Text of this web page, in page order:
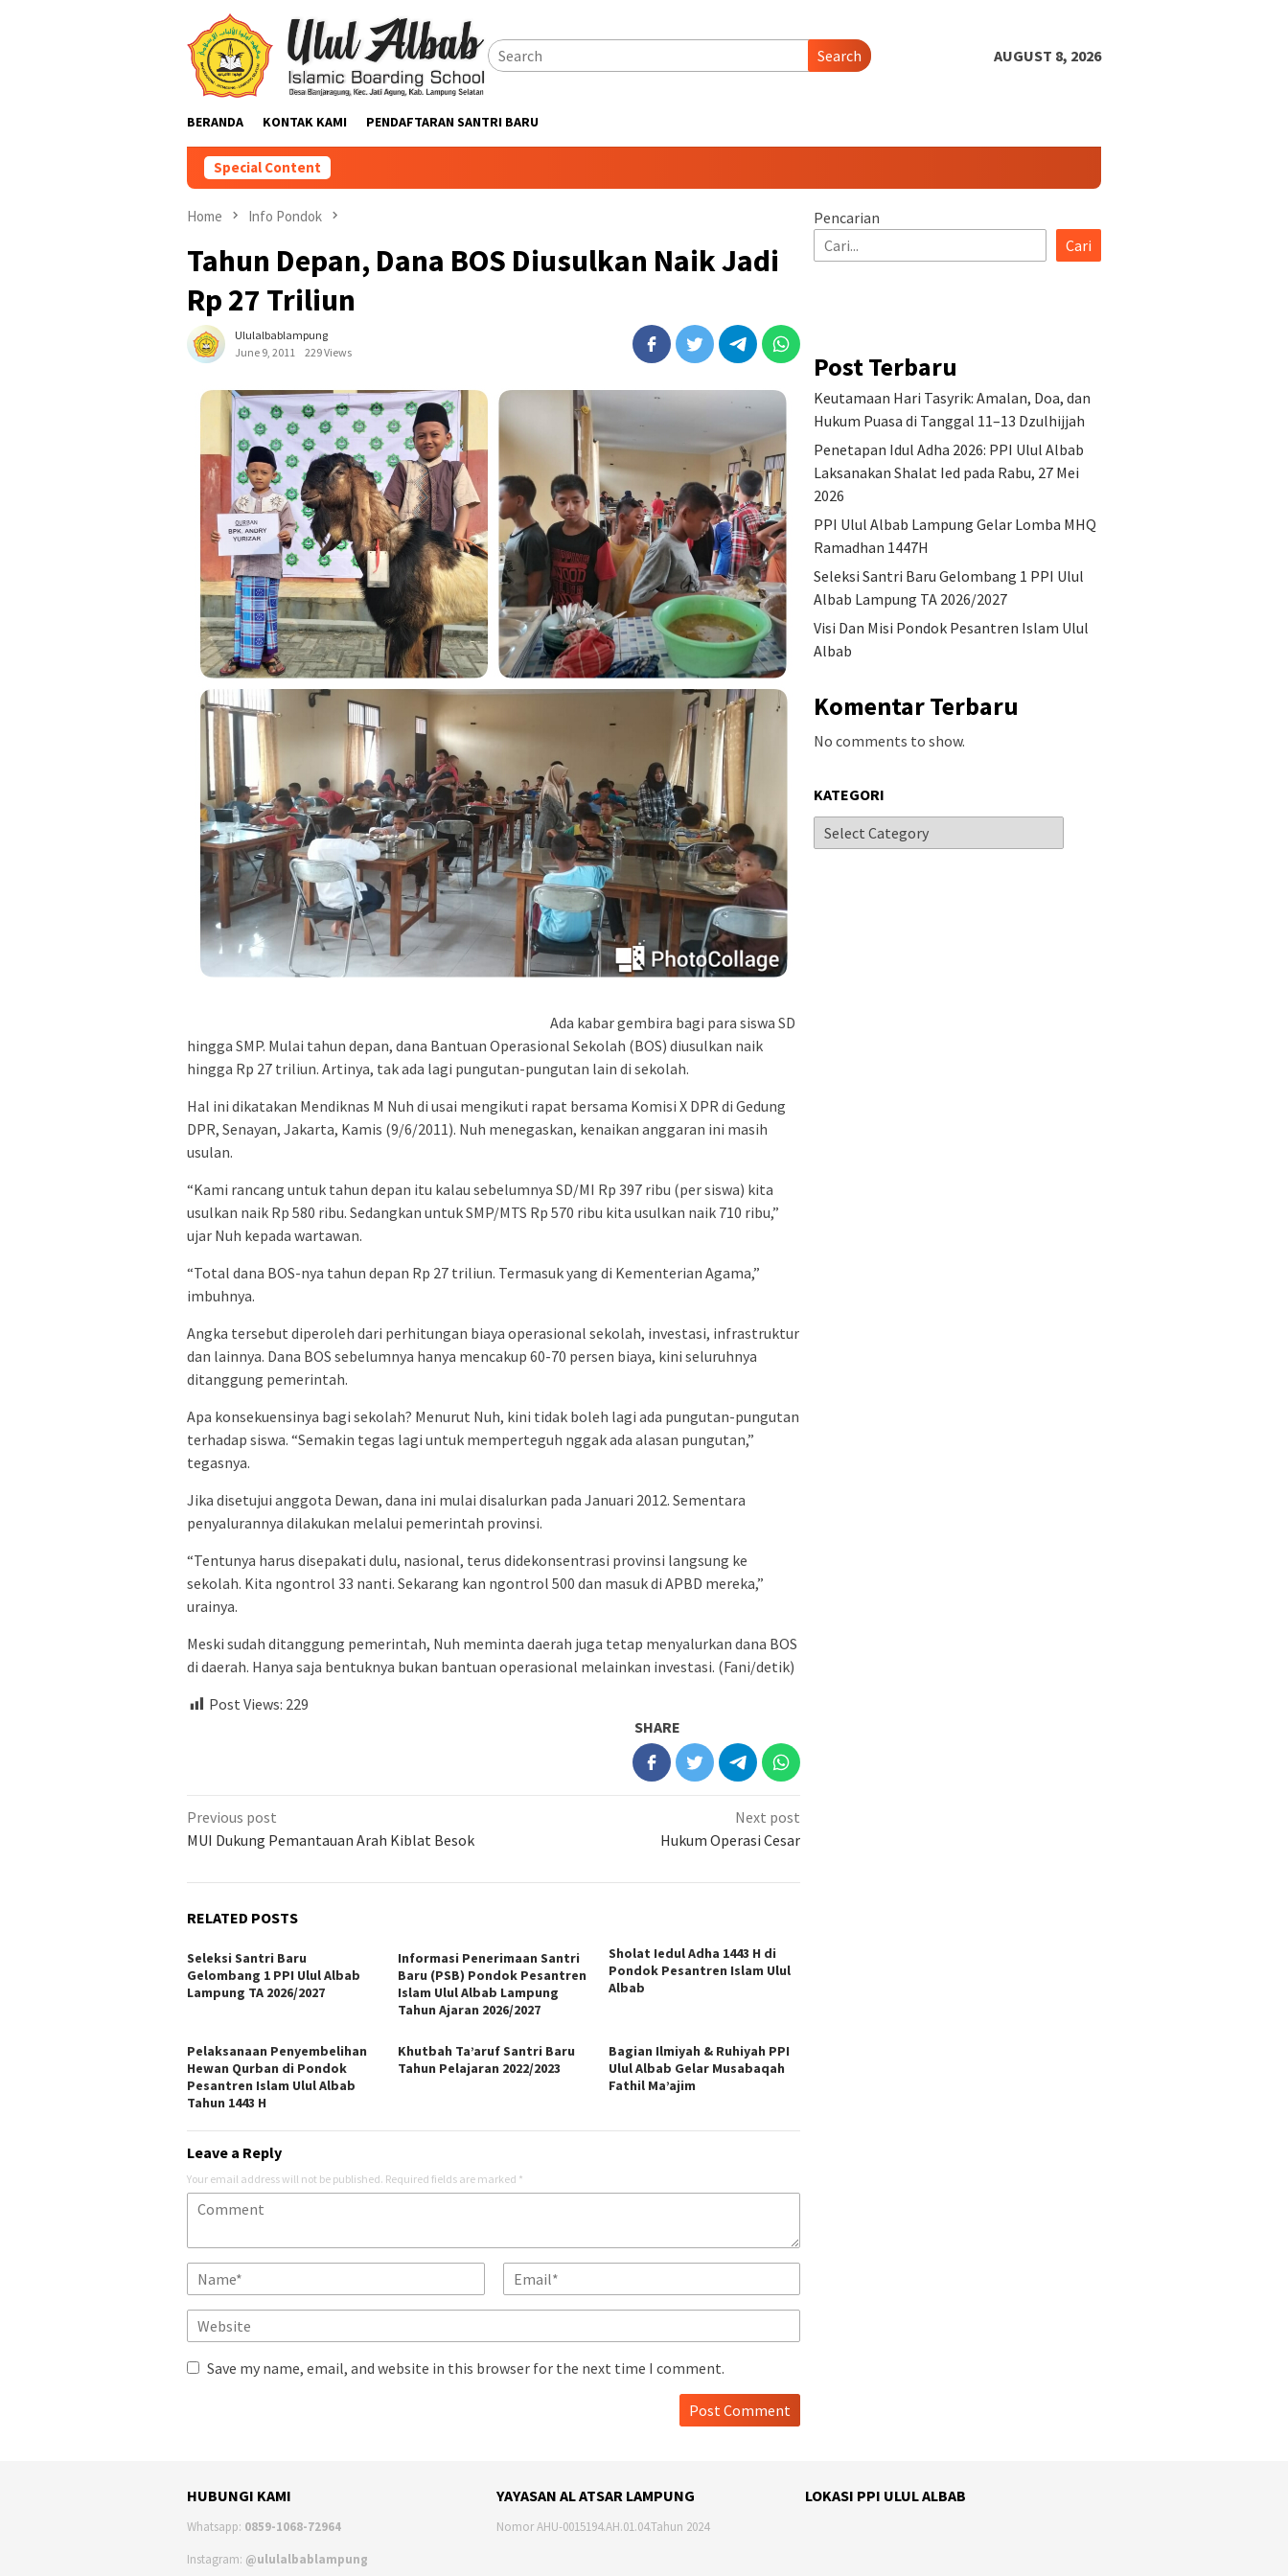
Search AUGUST 8, 2026
BERANDA KONTAK KAMI PENDAFTARAN SANTRI BARU
Special Content
Home Info Pondok
Tahun Depan, Dana BOS Diusulkan Naik Jadi
Rp 27 Triliun
Ululalbablampung
June 9, 2011
229 Views
Ada kabar gembira bagi para siswa SD
hingga SMP. Mulai tahun depan, dana Bantuan Operasional Sekolah (BOS) diusulkan naik
hingga Rp 27 triliun. Artinya, tak ada lagi pungutan-pungutan lain di sekolah.
Hal ini dikatakan Mendiknas M Nuh di usai mengikuti rapat bersama Komisi X DPR di Gedung
DPR, Senayan, Jakarta, Kamis (9/6/2011). Nuh menegaskan, kenaikan anggaran ini masih
usulan.
“Kami rancang untuk tahun depan itu kalau sebelumnya SD/MI Rp 397 ribu (per siswa) kita
usulkan naik Rp 580 ribu. Sedangkan untuk SMP/MTS Rp 570 ribu kita usulkan naik 710 ribu,”
ujar Nuh kepada wartawan.
“Total dana BOS-nya tahun depan Rp 27 triliun. Termasuk yang di Kementerian Agama,”
imbuhnya.
Angka tersebut diperoleh dari perhitungan biaya operasional sekolah, investasi, infrastruktur
dan lainnya. Dana BOS sebelumnya hanya mencakup 60-70 persen biaya, kini seluruhnya
ditanggung pemerintah.
Apa konsekuensinya bagi sekolah? Menurut Nuh, kini tidak boleh lagi ada pungutan-pungutan
terhadap siswa. “Semakin tegas lagi untuk memperteguh nggak ada alasan pungutan,”
tegasnya.
Jika disetujui anggota Dewan, dana ini mulai disalurkan pada Januari 2012. Sementara
penyalurannya dilakukan melalui pemerintah provinsi.
“Tentunya harus disepakati dulu, nasional, terus didekonsentrasi provinsi langsung ke
sekolah. Kita ngontrol 33 nanti. Sekarang kan ngontrol 500 dan masuk di APBD mereka,”
urainya.
Meski sudah ditanggung pemerintah, Nuh meminta daerah juga tetap menyalurkan dana BOS
di daerah. Hanya saja bentuknya bukan bantuan operasional melainkan investasi. (Fani/detik)
Post Views: 229
SHARE
Previous post
MUI Dukung Pemantauan Arah Kiblat Besok
Next post
Hukum Operasi Cesar
RELATED POSTS
Seleksi Santri Baru
Gelombang 1 PPI Ulul Albab
Lampung TA 2026/2027
Informasi Penerimaan Santri
Baru (PSB) Pondok Pesantren
Islam Ulul Albab Lampung
Tahun Ajaran 2026/2027
Sholat Iedul Adha 1443 H di
Pondok Pesantren Islam Ulul
Albab
Pelaksanaan Penyembelihan
Hewan Qurban di Pondok
Pesantren Islam Ulul Albab
Tahun 1443 H
Khutbah Ta’aruf Santri Baru
Tahun Pelajaran 2022/2023
Bagian Ilmiyah & Ruhiyah PPI
Ulul Albab Gelar Musabaqah
Fathil Ma’ajim
Leave a Reply
Your email address will not be published. Required fields are marked *
Save my name, email, and website in this browser for the next time I comment.
Pencarian
Cari
Post Terbaru
Keutamaan Hari Tasyrik: Amalan, Doa, dan
Hukum Puasa di Tanggal 11–13 Dzulhijjah
Penetapan Idul Adha 2026: PPI Ulul Albab
Laksanakan Shalat Ied pada Rabu, 27 Mei
2026
PPI Ulul Albab Lampung Gelar Lomba MHQ
Ramadhan 1447H
Seleksi Santri Baru Gelombang 1 PPI Ulul
Albab Lampung TA 2026/2027
Visi Dan Misi Pondok Pesantren Islam Ulul
Albab
Komentar Terbaru
No comments to show.
KATEGORI
HUBUNGI KAMI
Whatsapp: 0859-1068-72964
Instagram: @ululalbablampung
YAYASAN AL ATSAR LAMPUNG
Nomor AHU-0015194.AH.01.04.Tahun 2024
LOKASI PPI ULUL ALBAB